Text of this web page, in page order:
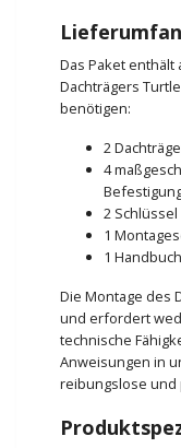
Das Paket enthält
Dachträgers
benötigen:
2
4
2 Schlüssel
1
1
Die Montage des
und erfordert
technische
Anweisungen in
reibungslose und